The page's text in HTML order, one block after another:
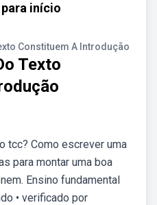
início
Constituem A Introdução
Texto
tcc? Como escrever uma
para montar uma boa
Ensino fundamental
• verificado por